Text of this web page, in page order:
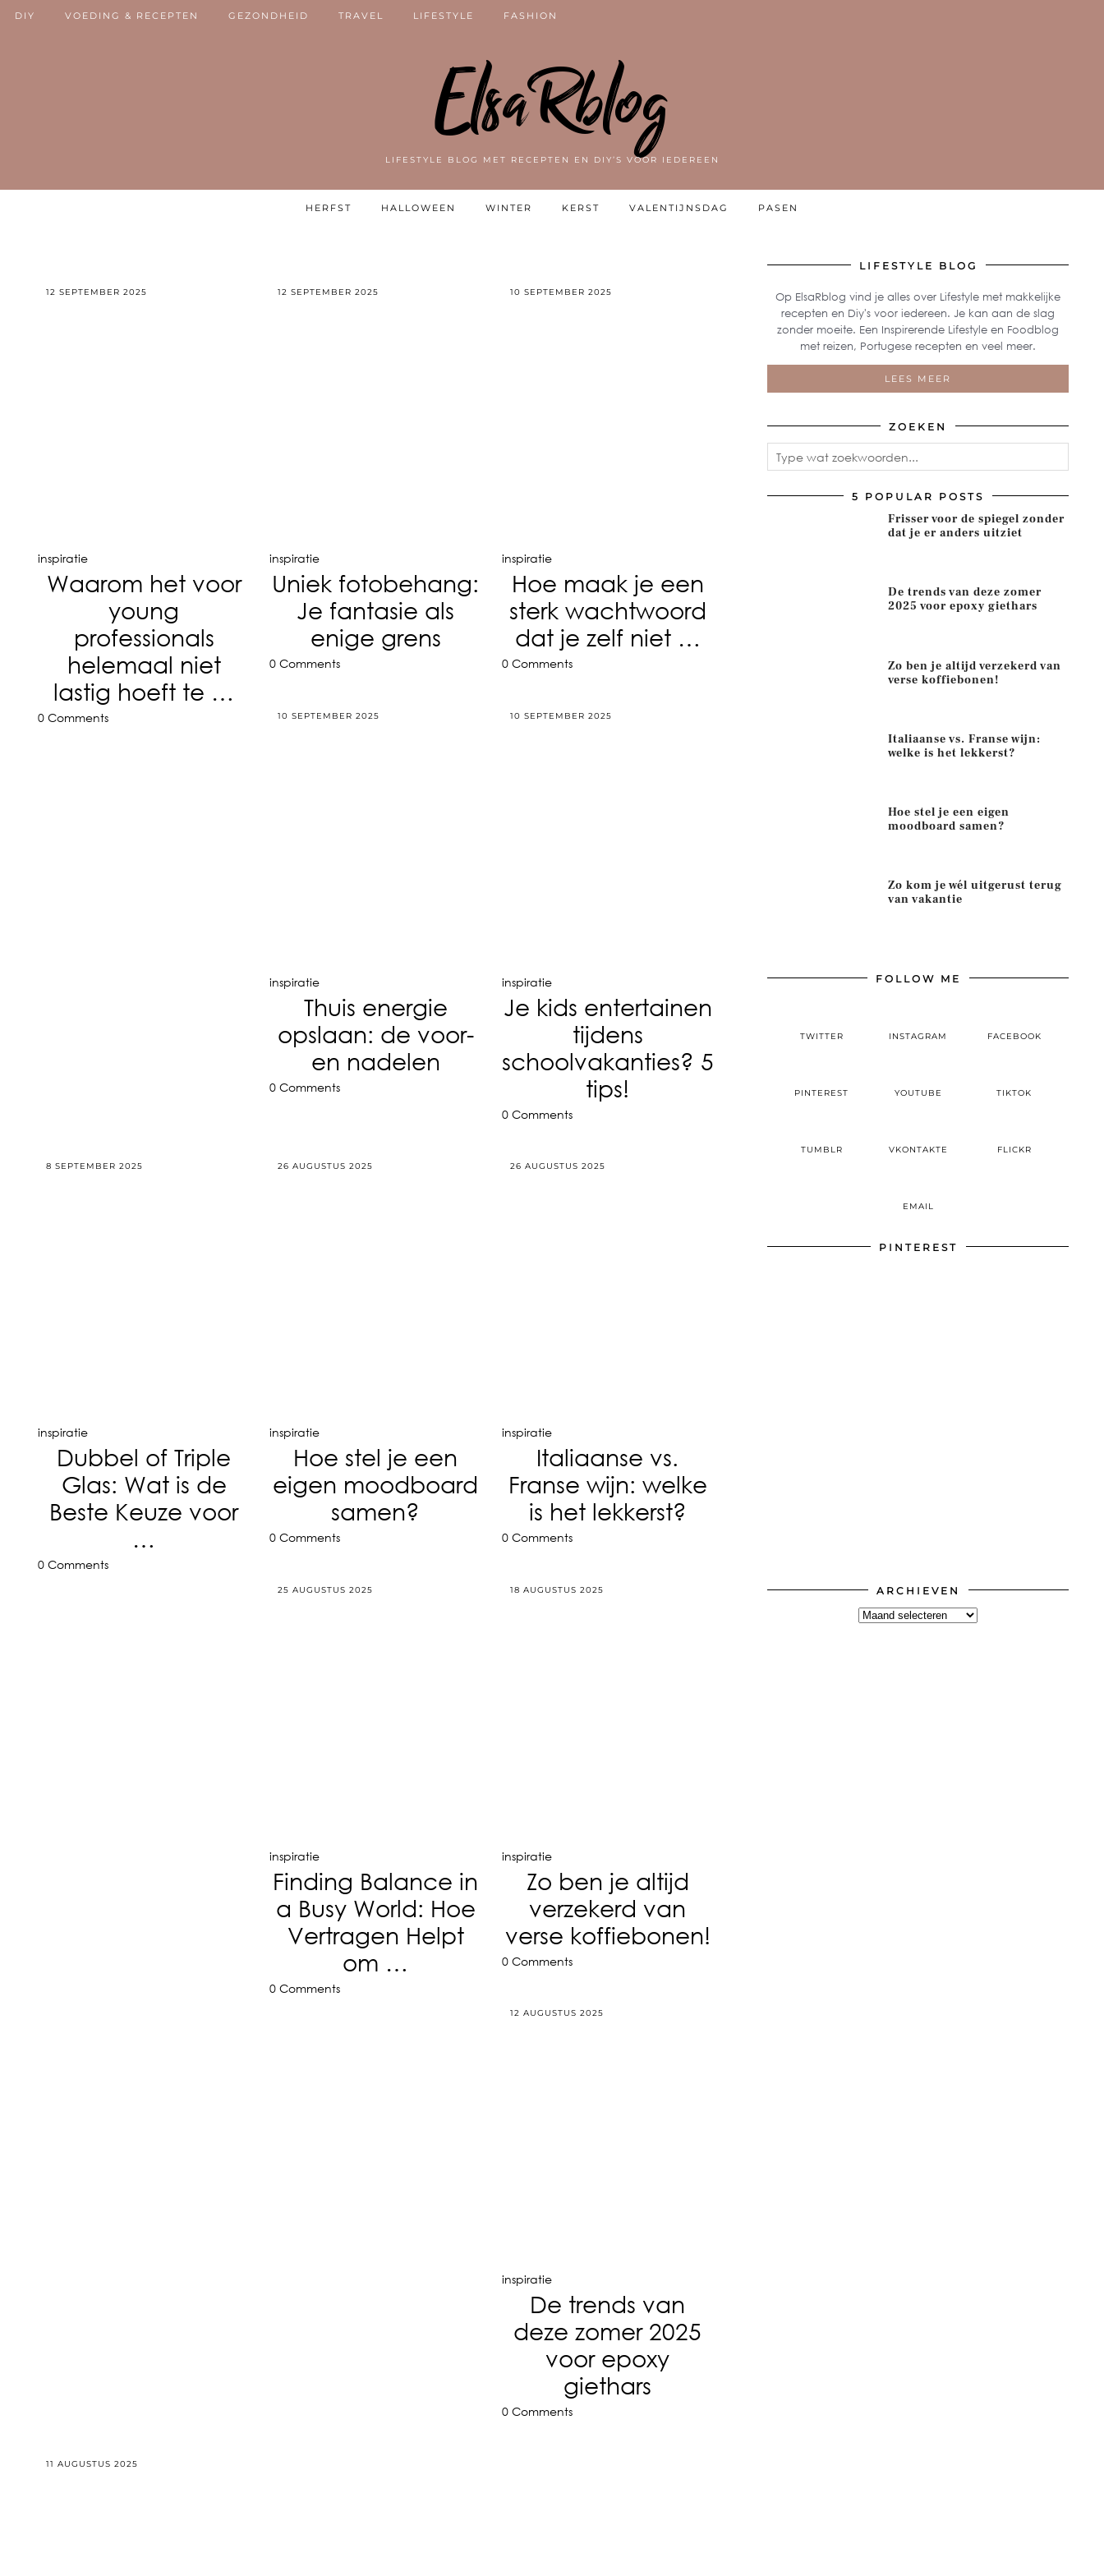
ElsaRblog
LIFESTYLE BLOG MET RECEPTEN EN DIY’S VOOR IEDEREEN
DIY VOEDING & RECEPTEN GEZONDHEID TRAVEL LIFESTYLE FASHION
HERFST HALLOWEEN WINTER KERST VALENTIJNSDAG PASEN
12 SEPTEMBER 2025
inspiratie
Waarom het voor
young
professionals
helemaal niet
lastig hoeft te …
0 Comments
12 SEPTEMBER 2025
inspiratie
Uniek fotobehang:
Je fantasie als
enige grens
0 Comments
10 SEPTEMBER 2025
inspiratie
Hoe maak je een
sterk wachtwoord
dat je zelf niet …
0 Comments
10 SEPTEMBER 2025
inspiratie
Thuis energie
opslaan: de voor-
en nadelen
0 Comments
10 SEPTEMBER 2025
inspiratie
Je kids entertainen
tijdens
schoolvakanties? 5
tips!
0 Comments
8 SEPTEMBER 2025
inspiratie
Dubbel of Triple
Glas: Wat is de
Beste Keuze voor
…
0 Comments
26 AUGUSTUS 2025
inspiratie
Hoe stel je een
eigen moodboard
samen?
0 Comments
26 AUGUSTUS 2025
inspiratie
Italiaanse vs.
Franse wijn: welke
is het lekkerst?
0 Comments
25 AUGUSTUS 2025
inspiratie
Finding Balance in
a Busy World: Hoe
Vertragen Helpt
om …
0 Comments
18 AUGUSTUS 2025
inspiratie
Zo ben je altijd
verzekerd van
verse koffiebonen!
0 Comments
12 AUGUSTUS 2025
inspiratie
De trends van
deze zomer 2025
voor epoxy
giethars
0 Comments
11 AUGUSTUS 2025
LIFESTYLE BLOG
Op ElsaRblog vind je alles over Lifestyle met makkelijke
recepten en Diy's voor iedereen. Je kan aan de slag
zonder moeite. Een Inspirerende Lifestyle en Foodblog
met reizen, Portugese recepten en veel meer.
LEES MEER
ZOEKEN
5 POPULAR POSTS
Frisser voor de spiegel zonder
dat je er anders uitziet
De trends van deze zomer
2025 voor epoxy giethars
Zo ben je altijd verzekerd van
verse koffiebonen!
Italiaanse vs. Franse wijn:
welke is het lekkerst?
Hoe stel je een eigen
moodboard samen?
Zo kom je wél uitgerust terug
van vakantie
FOLLOW ME
TWITTER INSTAGRAM FACEBOOK
PINTEREST YOUTUBE TIKTOK
TUMBLR VKONTAKTE FLICKR
EMAIL
PINTEREST
ARCHIEVEN
Archieven